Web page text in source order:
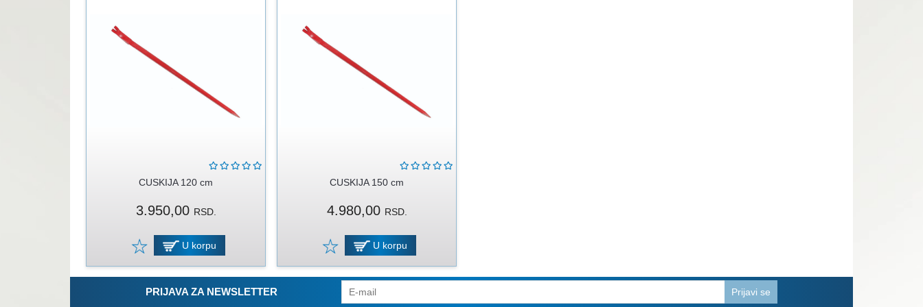
CUSKIJA 120 cm
3.950,00 RSD.
U korpu
CUSKIJA 150 cm
4.980,00 RSD.
U korpu
PRIJAVA ZA NEWSLETTER Prijavi se